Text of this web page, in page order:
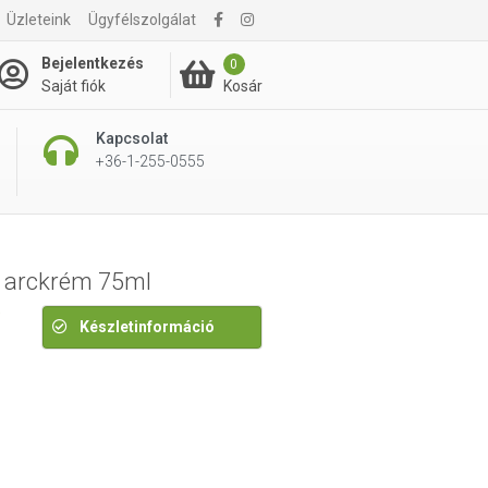
Üzleteink Ügyfélszolgálat
Bejelentkezés
Saját fiók
0
Kosár
Kapcsolat
+36-1-255-0555
3 290 Ft
75ml
Készletinformáció